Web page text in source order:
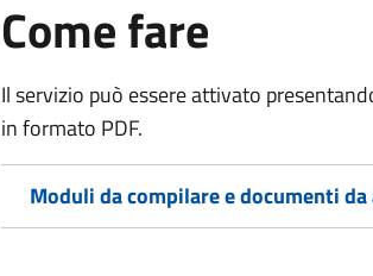
Come fare
Il servizio può essere attivato
in formato PDF.
Moduli da compilare e documenti